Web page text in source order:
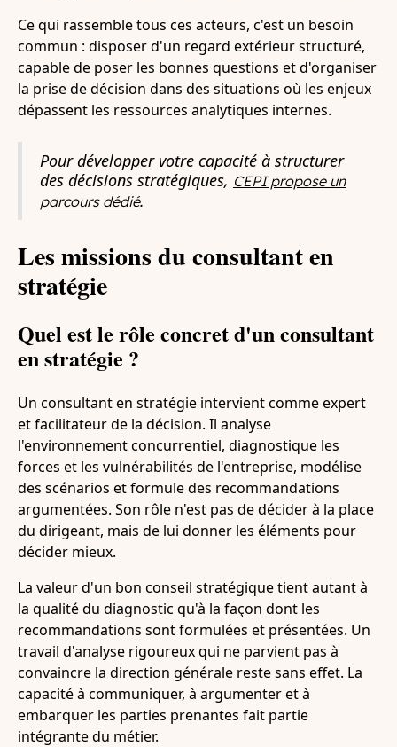
Ce qui rassemble tous ces acteurs, c'est un besoin
commun : disposer d'un regard extérieur structuré,
capable de poser les bonnes questions et d'organiser
la prise de décision dans des situations où les enjeux
dépassent les ressources analytiques internes.
Pour développer votre capacité à structurer
des décisions stratégiques, CEPI propose un
parcours dédié.
Les missions du consultant en
stratégie
Quel est le rôle concret d'un consultant
en stratégie ?
Un consultant en stratégie intervient comme expert
et facilitateur de la décision. Il analyse
l'environnement concurrentiel, diagnostique les
forces et les vulnérabilités de l'entreprise, modélise
des scénarios et formule des recommandations
argumentées. Son rôle n'est pas de décider à la place
du dirigeant, mais de lui donner les éléments pour
décider mieux.
La valeur d'un bon conseil stratégique tient autant à
la qualité du diagnostic qu'à la façon dont les
recommandations sont formulées et présentées. Un
travail d'analyse rigoureux qui ne parvient pas à
convaincre la direction générale reste sans effet. La
capacité à communiquer, à argumenter et à
embarquer les parties prenantes fait partie
intégrante du métier.